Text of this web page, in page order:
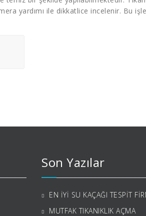
yardımı ile dikkatlice incelenir. Bu
Son Yazılar
EN İYİ SU KAÇAĞI TESPİT
MUTFAK TIKANIKLIK AÇMA